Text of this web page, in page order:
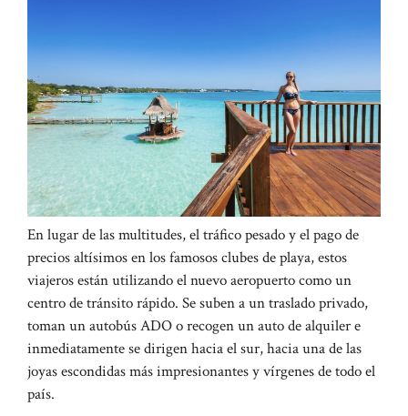
En lugar de las multitudes, el tráfico pesado y el pago de
precios altísimos en los famosos clubes de playa, estos
viajeros están utilizando el nuevo aeropuerto como un
centro de tránsito rápido. Se suben a un traslado privado,
toman un autobús ADO o recogen un auto de alquiler e
inmediatamente se dirigen hacia el sur, hacia una de las
joyas escondidas más impresionantes y vírgenes de todo el
país.